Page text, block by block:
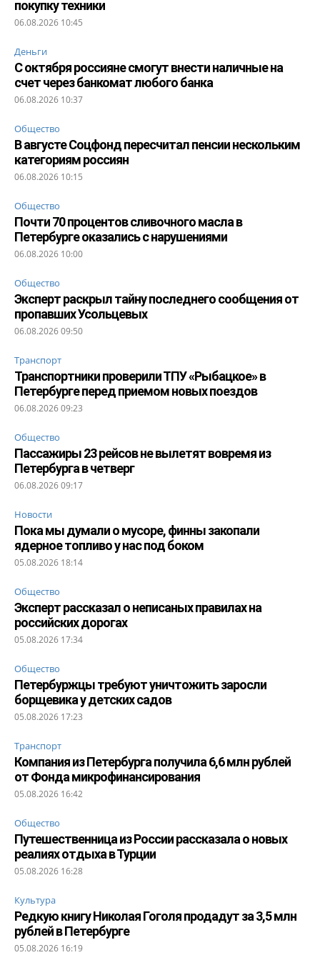
покупку техники
06.08.2026 10:45
Деньги
С октября россияне смогут внести наличные на
счет через банкомат любого банка
06.08.2026 10:37
Общество
В августе Соцфонд пересчитал пенсии нескольким
категориям россиян
06.08.2026 10:15
Общество
Почти 70 процентов сливочного масла в
Петербурге оказались с нарушениями
06.08.2026 10:00
Общество
Эксперт раскрыл тайну последнего сообщения от
пропавших Усольцевых
06.08.2026 09:50
Транспорт
Транспортники проверили ТПУ «Рыбацкое» в
Петербурге перед приемом новых поездов
06.08.2026 09:23
Общество
Пассажиры 23 рейсов не вылетят вовремя из
Петербурга в четверг
06.08.2026 09:17
Новости
Пока мы думали о мусоре, финны закопали
ядерное топливо у нас под боком
05.08.2026 18:14
Общество
Эксперт рассказал о неписаных правилах на
российских дорогах
05.08.2026 17:34
Общество
Петербуржцы требуют уничтожить заросли
борщевика у детских садов
05.08.2026 17:23
Транспорт
Компания из Петербурга получила 6,6 млн рублей
от Фонда микрофинансирования
05.08.2026 16:42
Общество
Путешественница из России рассказала о новых
реалиях отдыха в Турции
05.08.2026 16:28
Культура
Редкую книгу Николая Гоголя продадут за 3,5 млн
рублей в Петербурге
05.08.2026 16:19